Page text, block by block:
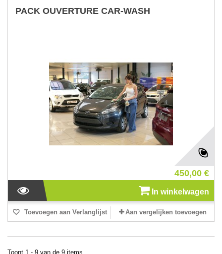
PACK OUVERTURE CAR-WASH
450,00 €
In winkelwagen
Toevoegen aan Verlanglijst Aan vergelijken toevoegen
Toont 1 - 9 van de 9 items